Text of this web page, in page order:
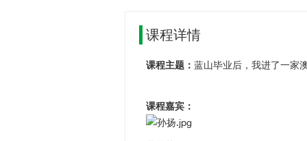
课程详情
课程主题： 蓝山毕业后，我进了一家
课程嘉宾：